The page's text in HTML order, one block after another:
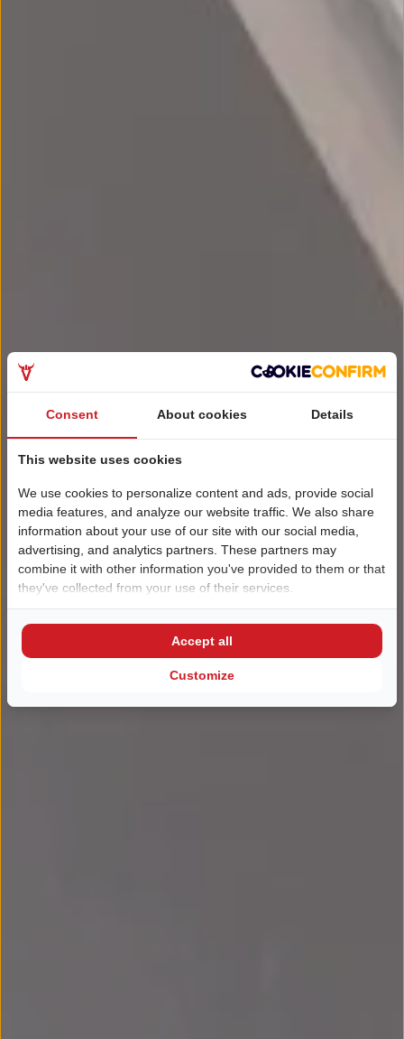
Consent About cookies Details
This website uses cookies
We use cookies to personalize content and ads, provide social
media features, and analyze our website traffic. We also share
information about your use of our site with our social media,
advertising, and analytics partners. These partners may
combine it with other information you've provided to them or that
they've collected from your use of their services.
Customize
Accept all